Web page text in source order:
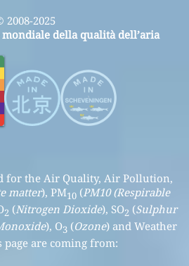
2008-2025
della qualità dell’aria
for the Air Quality, Air Pollution,
matter), PM10(PM10 (Respirable
2 (Nitrogen Dioxide), SO2 (Sulphur
), O3 (Ozone) and Weather
page are coming from: